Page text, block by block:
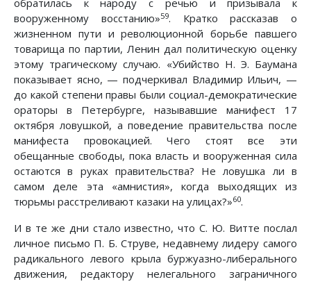
обратилась к народу с речью и призывала к
вооруженному восстанию»59. Кратко рассказав о
жизненном пути и революционной борьбе павшего
товарища по партии, Ленин дал политическую оценку
этому трагическому случаю. «Убийство Н. Э. Баумана
показывает ясно, — подчеркивал Владимир Ильич, —
до какой степени правы были социал-демократические
ораторы в Петербурге, называвшие манифест 17
октября ловушкой, а поведение правительства после
манифеста провокацией. Чего стоят все эти
обещанные свободы, пока власть и вооруженная сила
остаются в руках правительства? Не ловушка ли в
самом деле эта «амнистия», когда выходящих из
тюрьмы расстреливают казаки на улицах?»60.
И в те же дни стало известно, что С. Ю. Витте послал
личное письмо П. Б. Струве, недавнему лидеру самого
радикального левого крыла буржуазно-либерального
движения, редактору нелегального заграничного